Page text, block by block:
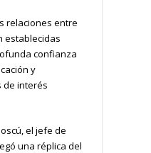
relaciones entre
establecidas
confianza
y
de interés
el jefe de
una réplica del